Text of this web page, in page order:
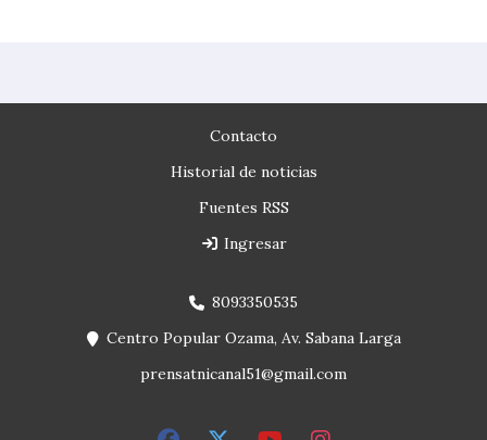
Contacto
Historial de noticias
Fuentes RSS
Ingresar
8093350535
Centro Popular Ozama, Av. Sabana Larga
prensatnicanal51@gmail.com